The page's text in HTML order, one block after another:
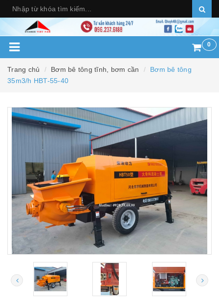
0
Trang chủ Bơm bê tông tĩnh, bơm cần
Bơm bê tông
35m3/h HBT-55-40